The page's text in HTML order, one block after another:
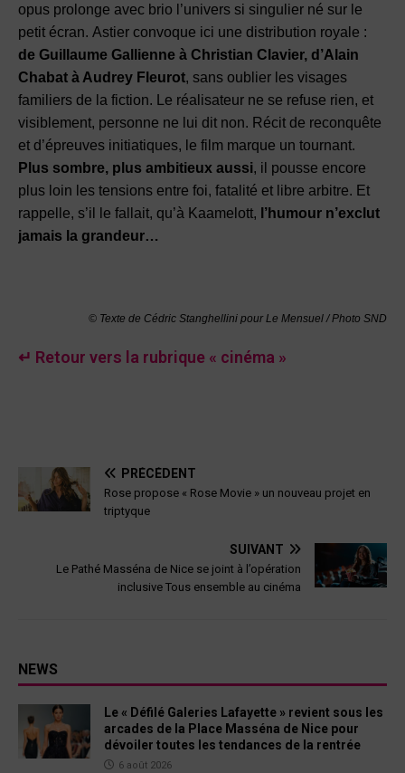
opus prolonge avec brio l’univers si singulier né sur le
petit écran. Astier convoque ici une distribution royale :
de Guillaume Gallienne à Christian Clavier, d’Alain
Chabat à Audrey Fleurot, sans oublier les visages
familiers de la fiction. Le réalisateur ne se refuse rien, et
visiblement, personne ne lui dit non. Récit de reconquête
et d’épreuves initiatiques, le film marque un tournant.
Plus sombre, plus ambitieux aussi, il pousse encore
plus loin les tensions entre foi, fatalité et libre arbitre. Et
rappelle, s’il le fallait, qu’à Kaamelott, l’humour n’exclut
jamais la grandeur…
© Texte de Cédric Stanghellini pour Le Mensuel / Photo SND
↵ Retour vers la rubrique « cinéma »
PRÉCÉDENT
Rose propose « Rose Movie » un nouveau projet en
triptyque
SUIVANT
Le Pathé Masséna de Nice se joint à l’opération
inclusive Tous ensemble au cinéma
NEWS
Le « Défilé Galeries Lafayette » revient sous les
arcades de la Place Masséna de Nice pour
dévoiler toutes les tendances de la rentrée
6 août 2026